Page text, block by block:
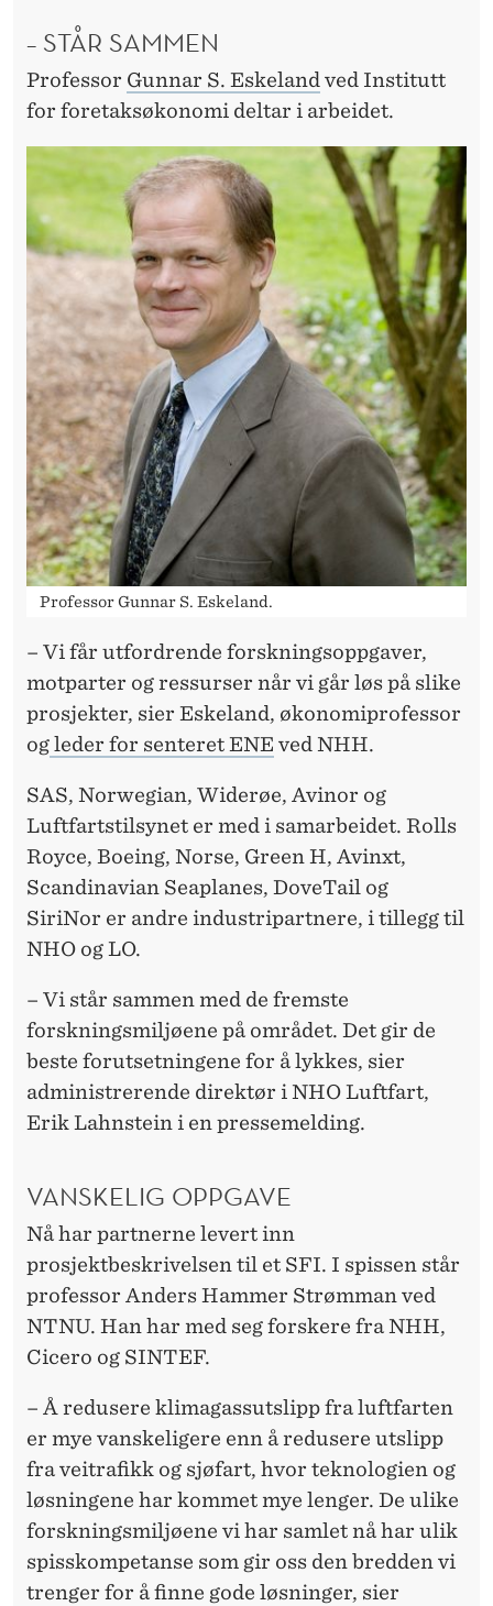
– STÅR SAMMEN
Professor Gunnar S. Eskelandved Institutt
for foretaksøkonomi deltar i arbeidet.
Professor Gunnar S. Eskeland.
– Vi får utfordrende forskningsoppgaver,
motparter og ressurser når vi går løs på slike
prosjekter, sier Eskeland, økonomiprofessor
ogleder for senteret ENE ved NHH.
SAS, Norwegian, Widerøe, Avinor og
Luftfartstilsynet er med i samarbeidet. Rolls
Royce, Boeing, Norse, Green H, Avinxt,
Scandinavian Seaplanes, DoveTail og
SiriNor er andre industripartnere, i tillegg til
NHO og LO.
– Vi står sammen med de fremste
forskningsmiljøene på området. Det gir de
beste forutsetningene for å lykkes, sier
administrerende direktør i NHO Luftfart,
Erik Lahnstein i en pressemelding.
VANSKELIG OPPGAVE
Nå har partnerne levert inn
prosjektbeskrivelsen til et SFI. I spissen står
professor Anders Hammer Strømman ved
NTNU. Han har med seg forskere fra NHH,
Cicero og SINTEF.
– Å redusere klimagassutslipp fra luftfarten
er mye vanskeligere enn å redusere utslipp
fra veitrafikk og sjøfart, hvor teknologien og
løsningene har kommet mye lenger. De ulike
forskningsmiljøene vi har samlet nå har ulik
spisskompetanse som gir oss den bredden vi
trenger for å finne gode løsninger, sier